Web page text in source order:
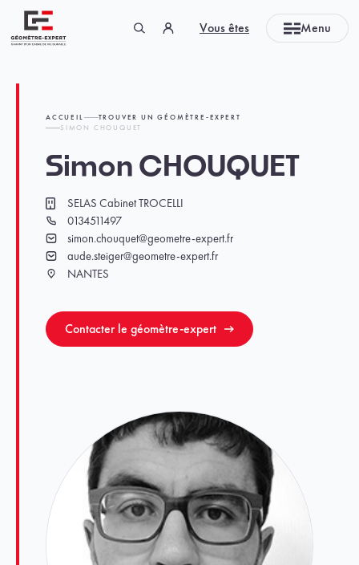
Vous êtes Menu
ACCUEIL
TROUVER UN GÉOMÈTRE-EXPERT
SIMON CHOUQUET
Simon CHOUQUET
CabinetSELAS Cabinet TROCELLI
Téléphone
0134511497
Emailsimon.chouquet@geometre-expert.fr
Emailaude.steiger@geometre-expert.fr
Ville
NANTES
Contacter le géomètre-expert
Panneau de gestion des cookies